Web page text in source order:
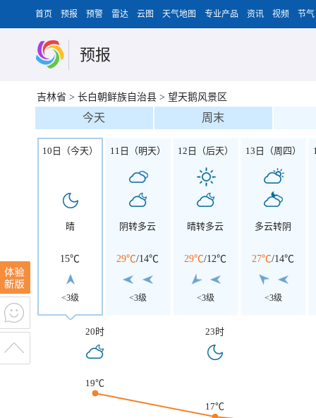
首页 预报 预警 雷达 云图 天气地图 专业产品 资讯 视频 节气
预报
吉林省 > 长白朝鲜族自治县 > 望天鹅风景区
今天 周末
10日（今天）
晴
15℃
<3级
11日（明天）
阴转多云
29℃/14℃
<3级
12日（后天）
晴转多云
29℃/12℃
<3级
13日（周四）
多云转阴
27℃/14℃
<3级
20时 23时
19℃
17℃